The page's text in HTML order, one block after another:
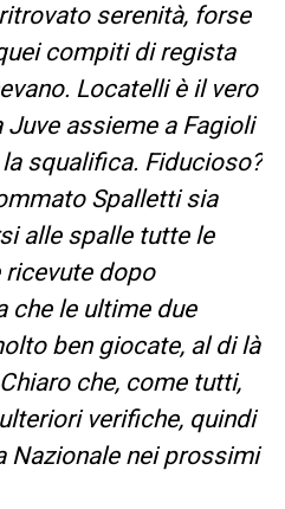
serenità, forse
compiti di regista
Locatelli è il vero
assieme a Fagioli
squalifica. Fiducioso?
Spalletti sia
alle spalle tutte le
dopo
che le ultime due
ben giocate, al di là
che, come tutti,
verifiche, quindi
Nazionale nei prossimi